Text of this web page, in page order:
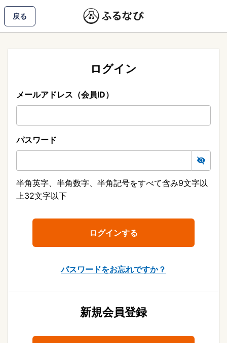
戻る
ログイン
メールアドレス（会員ID）
パスワード
半角英字、半角数字、半角記号をすべて含み9文字以
上32文字以下
パスワードをお忘れですか？
新規会員登録